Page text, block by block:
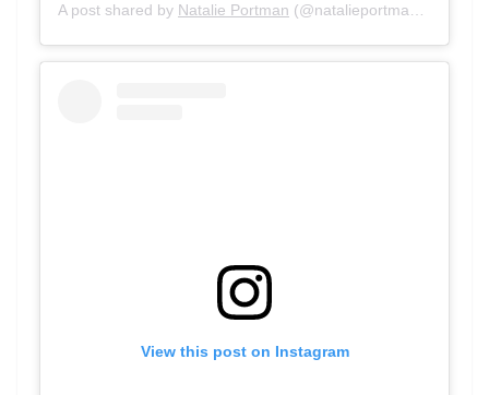
A post shared by Natalie Portman (@natalieportman) on
View this post on Instagram